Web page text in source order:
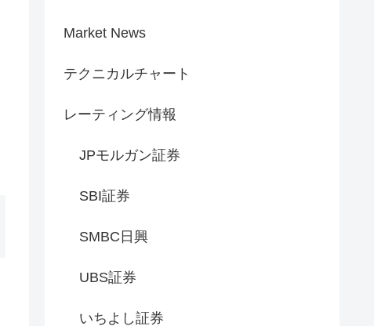
Market News
テクニカルチャート
レーティング情報
JPモルガン証券
SBI証券
SMBC日興
UBS証券
いちよし証券